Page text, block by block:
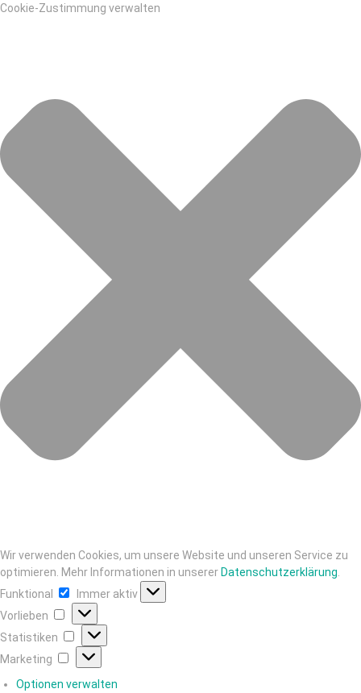
Cookie-Zustimmung verwalten
Wir verwenden Cookies, um unsere Website und unseren Service zu
optimieren. Mehr Informationen in unserer Datenschutzerklärung
Funktional
Immer aktiv
Vorlieben
Statistiken
Marketing
Optionen verwalten